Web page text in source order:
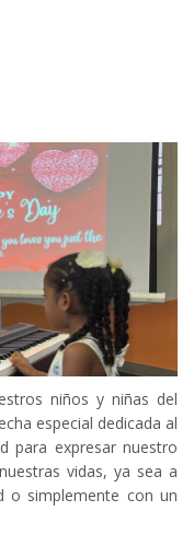
niños y niñas del
especial dedicada al
para expresar nuestro
vidas, ya sea a
o simplemente con un